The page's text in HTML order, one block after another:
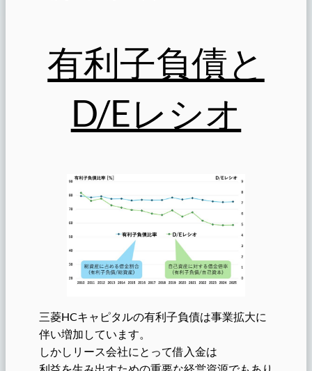
有利子負債と
D/Eレシオ
三菱HCキャピタルの有利子負債は事業拡大に
伴い増加しています。
しかしリース会社にとって借入金は